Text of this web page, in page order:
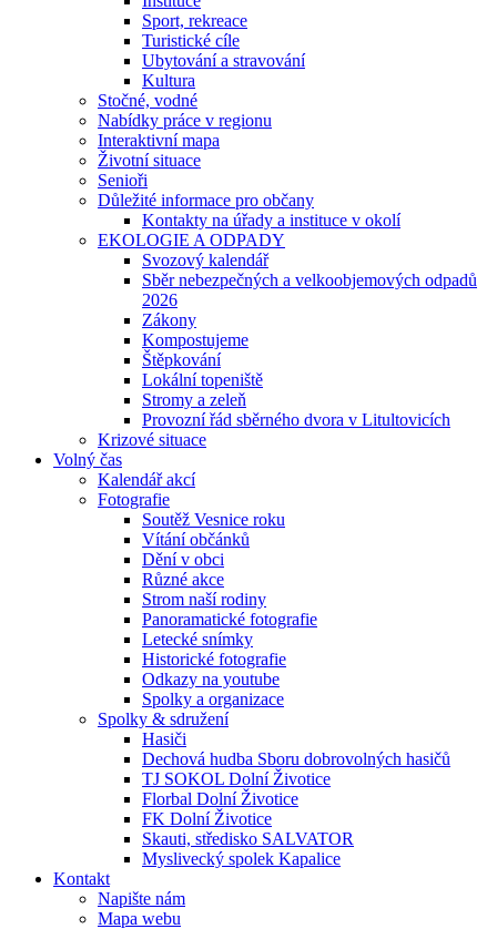
Sport, rekreace
Turistické cíle
Ubytování a stravování
Kultura
Stočné, vodné
Nabídky práce v regionu
Interaktivní mapa
Životní situace
Senioři
Důležité informace pro občany
Kontakty na úřady a instituce v okolí
EKOLOGIE A ODPADY
Svozový kalendář
Sběr nebezpečných a velkoobjemových odpadů
2026
Zákony
Kompostujeme
Štěpkování
Lokální topeniště
Stromy a zeleň
Provozní řád sběrného dvora v Litultovicích
Krizové situace
Volný čas
Kalendář akcí
Fotografie
Soutěž Vesnice roku
Vítání občánků
Dění v obci
Různé akce
Strom naší rodiny
Panoramatické fotografie
Letecké snímky
Historické fotografie
Odkazy na youtube
Spolky a organizace
Spolky & sdružení
Hasiči
Dechová hudba Sboru dobrovolných hasičů
TJ SOKOL Dolní Životice
Florbal Dolní Životice
FK Dolní Životice
Skauti, středisko SALVATOR
Myslivecký spolek Kapalice
Kontakt
Napište nám
Mapa webu